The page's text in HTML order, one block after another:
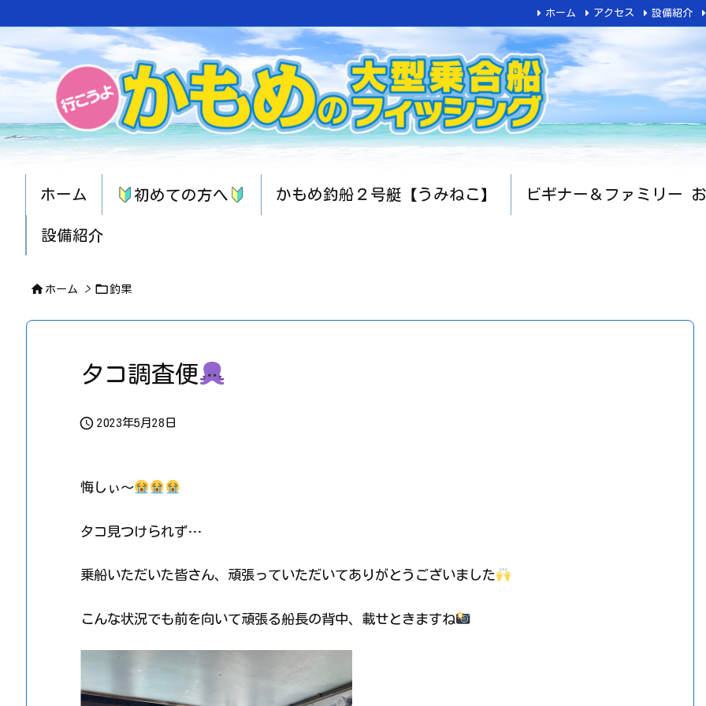
ホーム 初めての方へ かもめ釣船２号艇【うみねこ】 ビギナー＆ファミリー
設備紹介
ホーム アクセス 設備紹介
 ホーム > 釣果
タコ調査便
 2023年5月28日
悔しぃ～
タコ見つけられず…
乗船いただいた皆さん、頑張っていただいてありがとうございました
こんな状況でも前を向いて頑張る船長の背中、載せときますね